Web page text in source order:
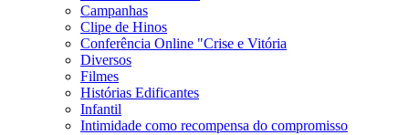
Campanhas
Clipe de Hinos
Conferência Online "Crise e Vitória
Diversos
Filmes
Histórias Edificantes
Infantil
Intimidade como recompensa do compromisso